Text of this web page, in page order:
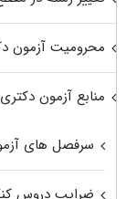
محرومیت آزمون
منابع آزمون دکتری
سرفصل های